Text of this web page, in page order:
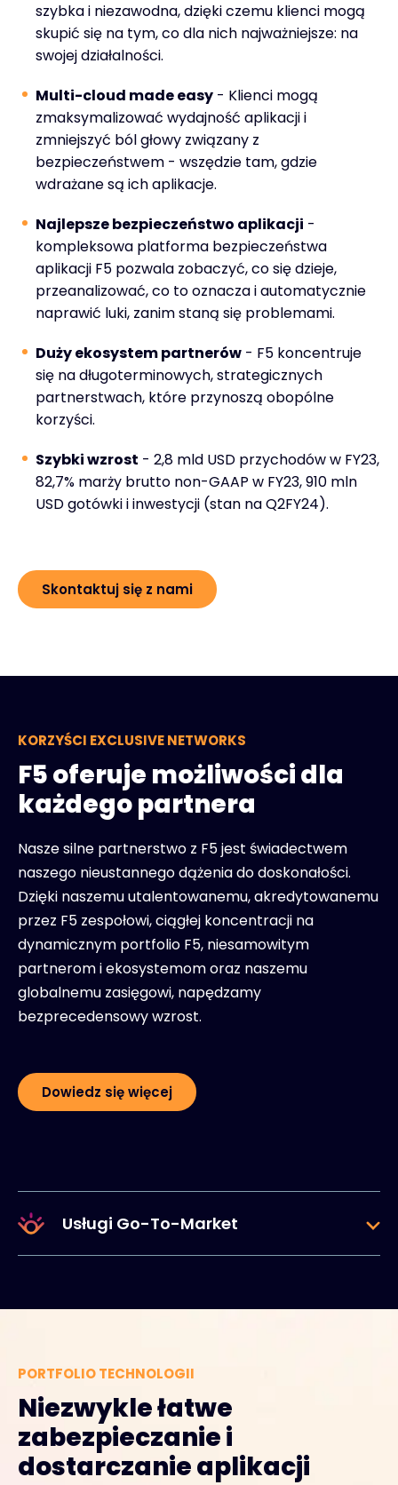
szybka i niezawodna, dzięki czemu klienci mogą
skupić się na tym, co dla nich najważniejsze: na
swojej działalności.
Multi-cloud made easy - Klienci mogą
zmaksymalizować wydajność aplikacji i
zmniejszyć ból głowy związany z
bezpieczeństwem - wszędzie tam, gdzie
wdrażane są ich aplikacje.
Najlepsze bezpieczeństwo aplikacji -
kompleksowa platforma bezpieczeństwa
aplikacji F5 pozwala zobaczyć, co się dzieje,
przeanalizować, co to oznacza i automatycznie
naprawić luki, zanim staną się problemami.
Duży ekosystem partnerów - F5 koncentruje
się na długoterminowych, strategicznych
partnerstwach, które przynoszą obopólne
korzyści.
Szybki wzrost - 2,8 mld USD przychodów w FY23,
82,7% marży brutto non-GAAP w FY23, 910 mln
USD gotówki i inwestycji (stan na Q2FY24).
Skontaktuj się z nami
KORZYŚCI EXCLUSIVE NETWORKS
F5 oferuje możliwości dla
każdego partnera
Nasze silne partnerstwo z F5 jest świadectwem
naszego nieustannego dążenia do doskonałości.
Dzięki naszemu utalentowanemu, akredytowanemu
przez F5 zespołowi, ciągłej koncentracji na
dynamicznym portfolio F5, niesamowitym
partnerom i ekosystemom oraz naszemu
globalnemu zasięgowi, napędzamy
bezprecedensowy wzrost.
Dowiedz się więcej
Usługi Go-To-Market
PORTFOLIO TECHNOLOGII
Niezwykle łatwe
zabezpieczanie i
dostarczanie aplikacji